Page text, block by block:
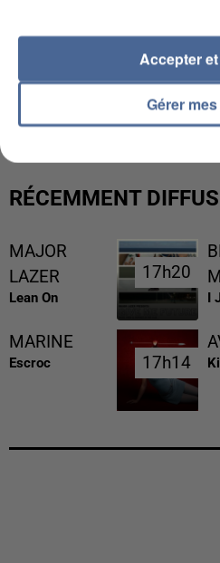
LES DONNÉES DE 300
INTERMARCHÉ APRÈS
RÉCEMMENT
MAJOR
LAZER
Lean On
17h20
17h20
I
MARINE
Escroc 17h14
17h14
Gérer
Accepter